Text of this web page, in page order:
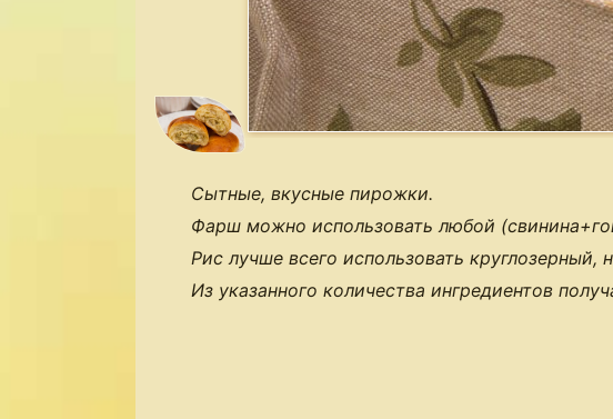
Сытные, вкусные пирожки.
Фарш можно использовать любой
Рис лучше всего использовать круглозерный,
Из указанного количества ингредиентов